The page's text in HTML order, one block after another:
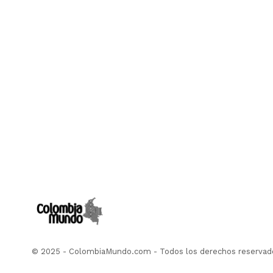
© 2025 - ColombiaMundo.com - Todos los derechos